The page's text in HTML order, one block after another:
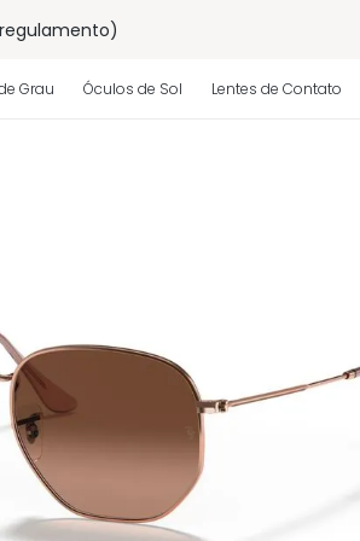
Grau Óculos de Sol Lentes de Contato